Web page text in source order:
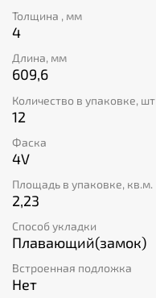
Толщина , мм
4
Длина, мм
609,6
Количество в упаковке, шт
12
Фаска
4V
Площадь в упаковке, кв.м.
2,23
Способ укладки
Плавающий(замок)
Встроенная подложка
Нет